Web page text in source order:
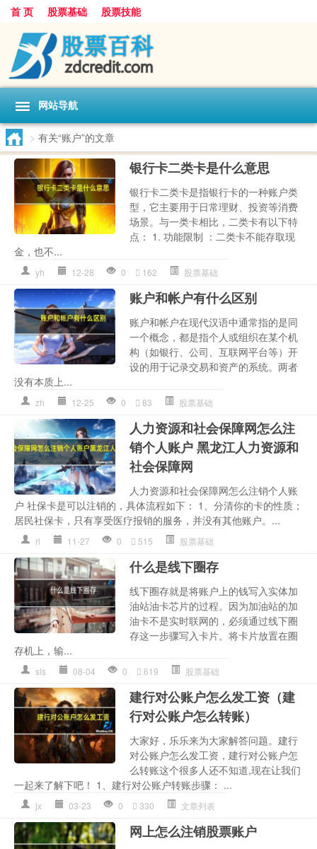
首 页 股票基础 股票技能
网站导航
> 有关“账户”的文章
银行卡二类卡是什么意思
银行卡二类卡是指银行卡的一种账户类
型，它主要用于日常理财、投资等消费
场景。与一类卡相比，二类卡有以下特
点： 1. 功能限制 ：二类卡不能存取现
金，也不...
yh 12-28 0 162 股票基础
账户和帐户有什么区别
账户和帐户在现代汉语中通常指的是同
一个概念，都是指个人或组织在某个机
构（如银行、公司、互联网平台等）开
设的用于记录交易和资产的系统。两者
没有本质上...
zh 12-25 0 83 股票基础
人力资源和社会保障网怎么注
销个人账户 黑龙江人力资源和
社会保障网
人力资源和社会保障网怎么注销个人账
户 社保卡是可以注销的，具体流程如下： 1、分清你的卡的性质；
居民社保卡，只有享受医疗报销的服务，并没有其他账户。...
rl 11-27 0 515 股票基础
什么是线下圈存
线下圈存就是将账户上的钱写入实体加
油站油卡芯片的过程。因为加油站的加
油卡不是实时联网的，必须通过线下圈
存这一步骤写入卡片。将卡片放置在圈
存机上，输...
sls 08-04 0 619 股票基础
建行对公账户怎么发工资（建
行对公账户怎么转账）
大家好，乐乐来为大家解答问题。建行
对公账户怎么发工资，建行对公账户怎
么转账这个很多人还不知道,现在让我们
一起来了解下吧！ 1、建行对公账户转账步骤： ...
jx 03-23 0 330 文章列表
网上怎么注销股票账户